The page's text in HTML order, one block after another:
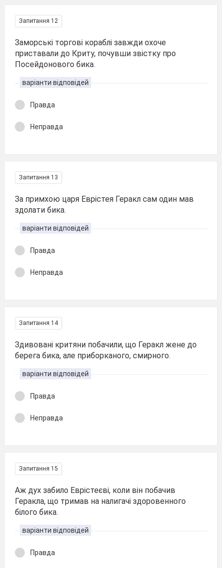
Запитання 12
Заморські торгові кораблі завжди охоче
приставали до Криту, почувши звістку про
Посейдонового бика.
варіанти відповідей
Правда
Неправда
Запитання 13
За примхою царя Еврістея Геракл сам один мав
здолати бика.
варіанти відповідей
Правда
Неправда
Запитання 14
Здивовані критяни побачили, що Геракл жене до
берега бика, але приборканого, смирного.
варіанти відповідей
Правда
Неправда
Запитання 15
Аж дух забило Еврістеєві, коли він побачив
Геракла, що тримав на налигачі здоровенного
білого бика.
варіанти відповідей
Правда